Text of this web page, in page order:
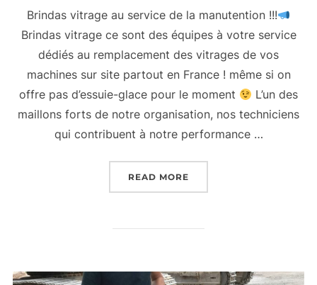
Brindas vitrage au service de la manutention !!!
Brindas vitrage ce sont des équipes à votre service
dédiés au remplacement des vitrages de vos
machines sur site partout en France ! même si on
offre pas d’essuie-glace pour le moment
L’un des
maillons forts de notre organisation, nos techniciens
qui contribuent à notre performance …
READ MORE